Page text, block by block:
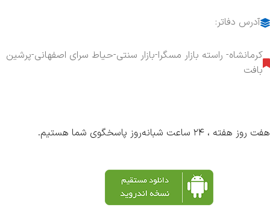
آدرس دفاتر:
کرمانشاه- راسته بازار مسگرا-بازار سنتی-حیاط سرای اصفهانی-پرشین
بافت
هفت روز هفته ، ۲۴ ساعت شبانه‌روز پاسخگوی شما هستیم.